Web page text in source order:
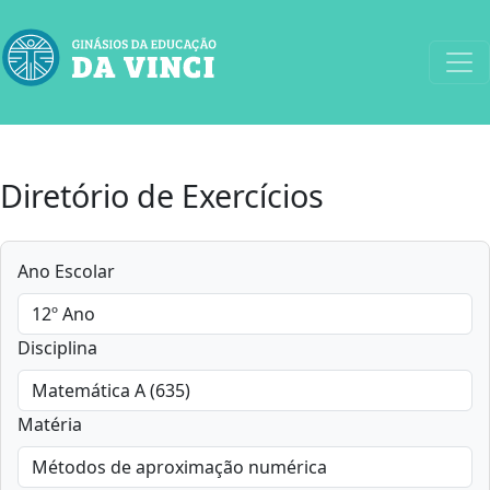
Diretório de Exercícios
Ano Escolar
Disciplina
Matéria